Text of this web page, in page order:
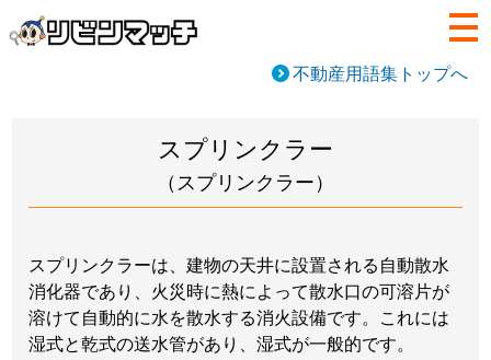
不動産用語集トップへ
スプリンクラー
（スプリンクラー）
スプリンクラーは、建物の天井に設置される自動散水
消化器であり、火災時に熱によって散水口の可溶片が
溶けて自動的に水を散水する消火設備です。これには
湿式と乾式の送水管があり、湿式が一般的です。